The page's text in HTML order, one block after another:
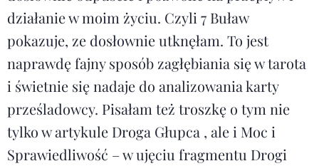
działanie w moim życiu. Czyli 7 Buław
pokazuje, ze dosłownie utknęłam. To jest
naprawdę fajny sposób zagłębiania się w tarota
i świetnie się nadaje do analizowania karty
prześladowcy. Pisałam też troszkę o tym nie
tylko w artykule Droga Głupca , ale i Moc i
Sprawiedliwość – w ujęciu fragmentu Drogi